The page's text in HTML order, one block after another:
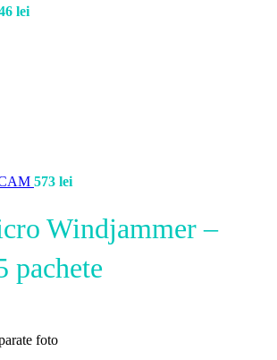
lei
573 lei
Windjammer –
pachete
foto